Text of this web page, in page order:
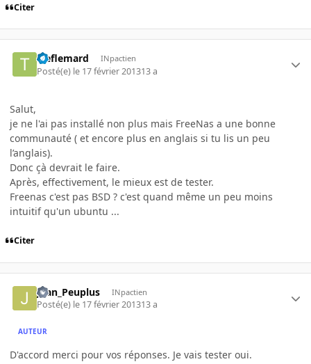
Citer
treflemard INpactien
Posté(e) le 17 février 201313 a
Salut,
je ne l'ai pas installé non plus mais FreeNas a une bonne
communauté ( et encore plus en anglais si tu lis un peu
l’anglais).
Donc çà devrait le faire.
Après, effectivement, le mieux est de tester.
Freenas c'est pas BSD ? c'est quand même un peu moins
intuitif qu'un ubuntu ...
Citer
Jean_Peuplus INpactien
Posté(e) le 17 février 201313 a
AUTEUR
D'accord merci pour vos réponses. Je vais tester oui.